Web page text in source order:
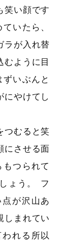
笑い顔です
いたら、
ラが入れ替
むように目
ずいぶんと
にやけてし
つむると笑
にさせる面
もつられて
ょう 。
フ
が沢山あ
しまれてい
れる所以